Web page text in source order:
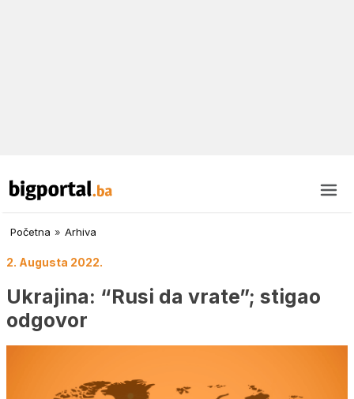
Početna » Arhiva
2. Augusta 2022.
Ukrajina: “Rusi da vrate”; stigao
odgovor